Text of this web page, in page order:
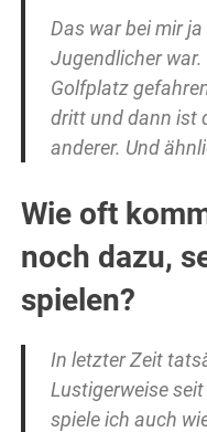
Das war bei mir
Jugendlicher
Golfplatz
dritt und dann ist
anderer. Und
Wie oft
noch dazu,
spielen?
In letzter Zeit
Lustigerweise
spiele ich auch